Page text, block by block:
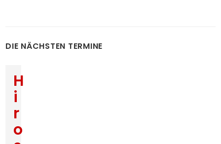
DIE NÄCHSTEN TERMINE
H
i
r
o